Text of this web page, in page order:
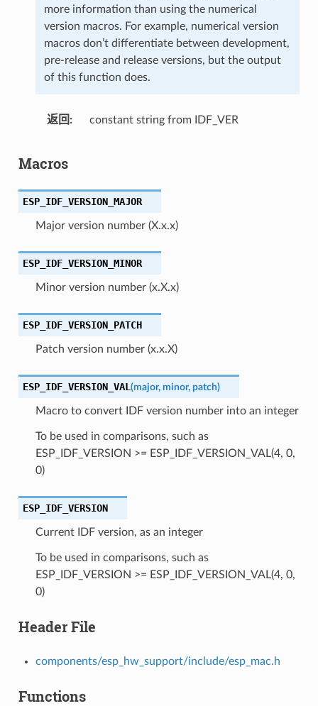
more information than using the numerical
version macros. For example, numerical version
macros don’t differentiate between development,
pre-release and release versions, but the output
of this function does.
返回 constant string from IDF_VER
Macros
ESP_IDF_VERSION_MAJOR
Major version number (X.x.x)
ESP_IDF_VERSION_MINOR
Minor version number (x.X.x)
ESP_IDF_VERSION_PATCH
Patch version number (x.x.X)
ESP_IDF_VERSION_VAL (major, minor, patch)
Macro to convert IDF version number into an integer
To be used in comparisons, such as
ESP_IDF_VERSION >= ESP_IDF_VERSION_VAL(4, 0,
0)
ESP_IDF_VERSION
Current IDF version, as an integer
To be used in comparisons, such as
ESP_IDF_VERSION >= ESP_IDF_VERSION_VAL(4, 0,
0)
Header File
components/esp_hw_support/include/esp_mac.h
Functions